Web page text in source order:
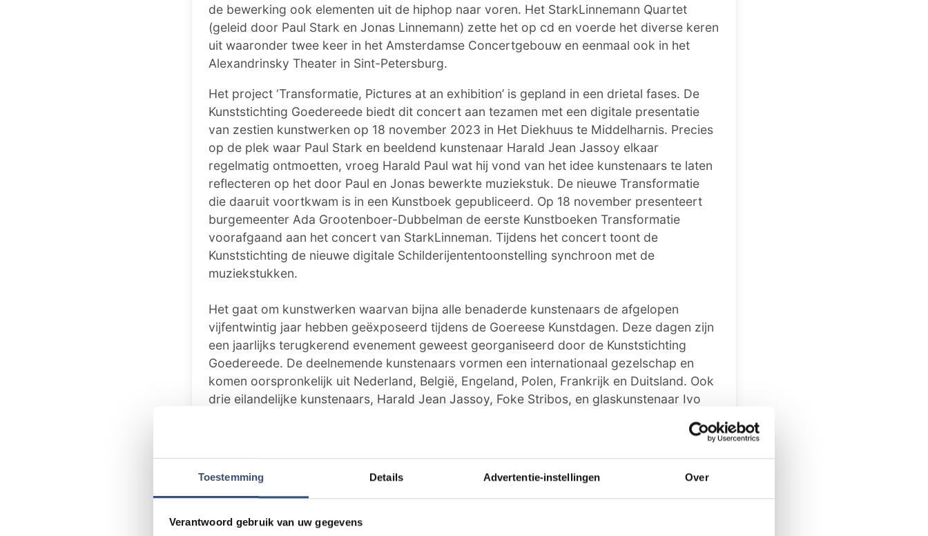
Toestemming Details Advertentie-instellingen Over
Verantwoord gebruik van uw gegevens
de bewerking ook elementen uit de hiphop naar voren. Het StarkLinnemann Quartet
(geleid door Paul Stark en Jonas Linnemann) zette het op cd en voerde het diverse keren
uit waaronder twee keer in het Amsterdamse Concertgebouw en eenmaal ook in het
Alexandrinsky Theater in Sint-Petersburg.
Het project ‘Transformatie, Pictures at an exhibition’ is gepland in een drietal fases. De
Kunststichting Goedereede biedt dit concert aan tezamen met een digitale presentatie
van zestien kunstwerken op 18 november 2023 in Het Diekhuus te Middelharnis. Precies
op de plek waar Paul Stark en beeldend kunstenaar Harald Jean Jassoy elkaar
regelmatig ontmoetten, vroeg Harald Paul wat hij vond van het idee kunstenaars te laten
reflecteren op het door Paul en Jonas bewerkte muziekstuk. De nieuwe Transformatie
die daaruit voortkwam is in een Kunstboek gepubliceerd. Op 18 november presenteert
burgemeenter Ada Grootenboer-Dubbelman de eerste Kunstboeken Transformatie
voorafgaand aan het concert van StarkLinneman. Tijdens het concert toont de
Kunststichting de nieuwe digitale Schilderijententoonstelling synchroon met de
muziekstukken.
Het gaat om kunstwerken waarvan bijna alle benaderde kunstenaars de afgelopen
vijfentwintig jaar hebben geëxposeerd tijdens de Goereese Kunstdagen. Deze dagen zijn
een jaarlijks terugkerend evenement geweest georganiseerd door de Kunststichting
Goedereede. De deelnemende kunstenaars vormen een internationaal gezelschap en
komen oorspronkelijk uit Nederland, België, Engeland, Polen, Frankrijk en Duitsland. Ook
drie eilandelijke kunstenaars, Harald Jean Jassoy, Foke Stribos, en glaskunstenaar Ivo
hoe de muziek van StarkLinneman hen geraakt en geïnspireerd heeft tot het uiteindelijke
kunstwerk.